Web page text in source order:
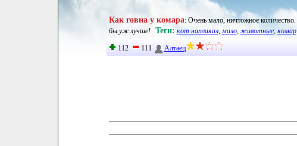
Как говна у комара: Очень мало, ничтожное количество.
бы уж лучше!
Теги: кот наплакал,мало, животные, комар
112 111 Алтаец